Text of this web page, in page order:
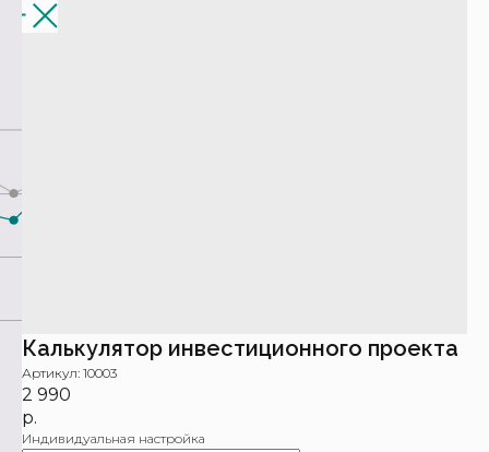
Калькулятор инвестиционного проекта
Артикул: 10003
2 990
р.
Индивидуальная настройка